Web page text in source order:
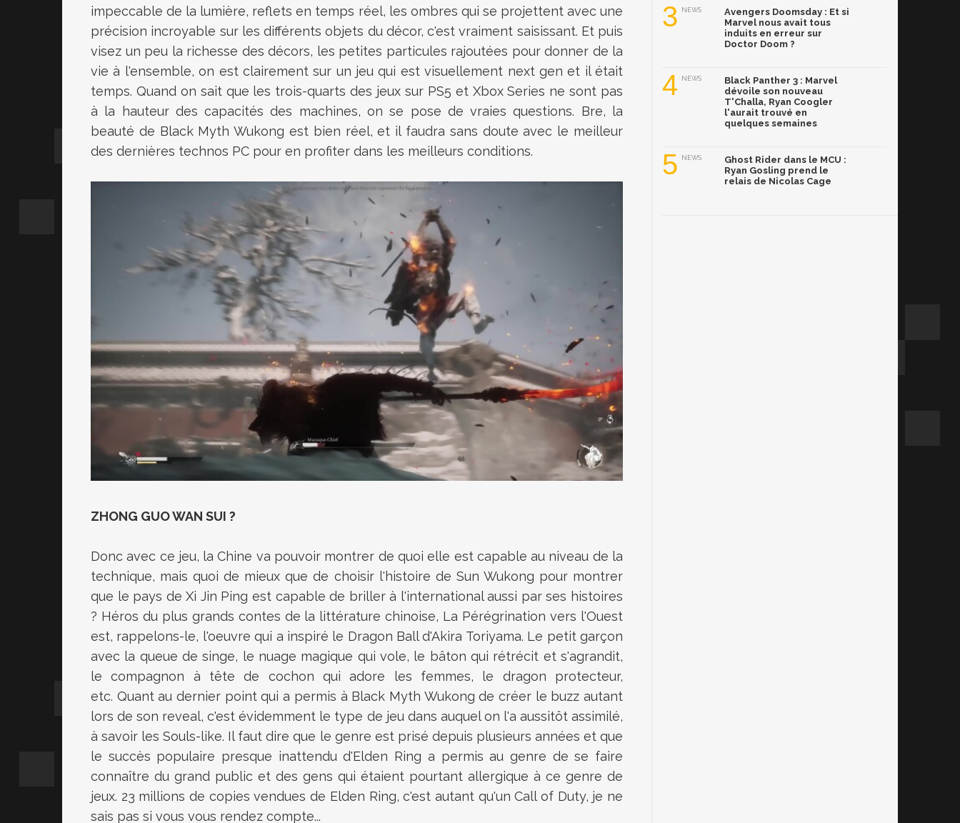
impeccable de la lumière, reflets en temps réel, les ombres qui se projettent avec une
précision incroyable sur les différents objets du décor, c'est vraiment saisissant. Et puis
visez un peu la richesse des décors, les petites particules rajoutées pour donner de la
vie à l'ensemble, on est clairement sur un jeu qui est visuellement next gen et il était
temps. Quand on sait que les trois-quarts des jeux sur PS5 et Xbox Series ne sont pas
à la hauteur des capacités des machines, on se pose de vraies questions. Bre, la
beauté de Black Myth Wukong est bien réel, et il faudra sans doute avec le meilleur
des dernières technos PC pour en profiter dans les meilleurs conditions.
ZHONG GUO WAN SUI ?
Donc avec ce jeu, la Chine va pouvoir montrer de quoi elle est capable au niveau de la
technique, mais quoi de mieux que de choisir l'histoire de Sun Wukong pour montrer
que le pays de Xi Jin Ping est capable de briller à l'international aussi par ses histoires
? Héros du plus grands contes de la littérature chinoise, La Pérégrination vers l'Ouest
est, rappelons-le, l'oeuvre qui a inspiré le Dragon Ball d'Akira Toriyama. Le petit garçon
avec la queue de singe, le nuage magique qui vole, le bâton qui rétrécit et s'agrandit,
le compagnon à tête de cochon qui adore les femmes, le dragon protecteur,
etc. Quant au dernier point qui a permis à Black Myth Wukong de créer le buzz autant
lors de son reveal, c'est évidemment le type de jeu dans auquel on l'a aussitôt assimilé,
à savoir les Souls-like. Il faut dire que le genre est prisé depuis plusieurs années et que
le succès populaire presque inattendu d'Elden Ring a permis au genre de se faire
connaître du grand public et des gens qui étaient pourtant allergique à ce genre de
jeux. 23 millions de copies vendues de Elden Ring, c'est autant qu'un Call of Duty, je ne
sais pas si vous vous rendez compte...
3 NEWS
Avengers Doomsday : Et si
Marvel nous avait tous
induits en erreur sur
Doctor Doom ?
4 NEWS
Black Panther 3 : Marvel
dévoile son nouveau
T'Challa, Ryan Coogler
l'aurait trouvé en
quelques semaines
5 NEWS
Ghost Rider dans le MCU :
Ryan Gosling prend le
relais de Nicolas Cage